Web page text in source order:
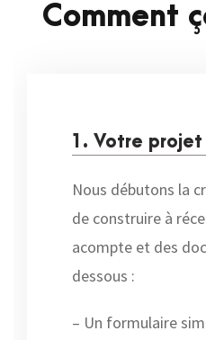
Comment
1. Votre projet
Nous débutons la
de construire à
acompte et des
dessous :
– Un formulaire